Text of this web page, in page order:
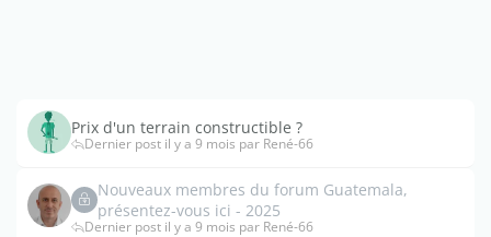
Prix d'un terrain constructible ?
Dernier post il y a 9 mois par René-66
Nouveaux membres du forum Guatemala,
présentez-vous ici - 2025
Dernier post il y a 9 mois par René-66